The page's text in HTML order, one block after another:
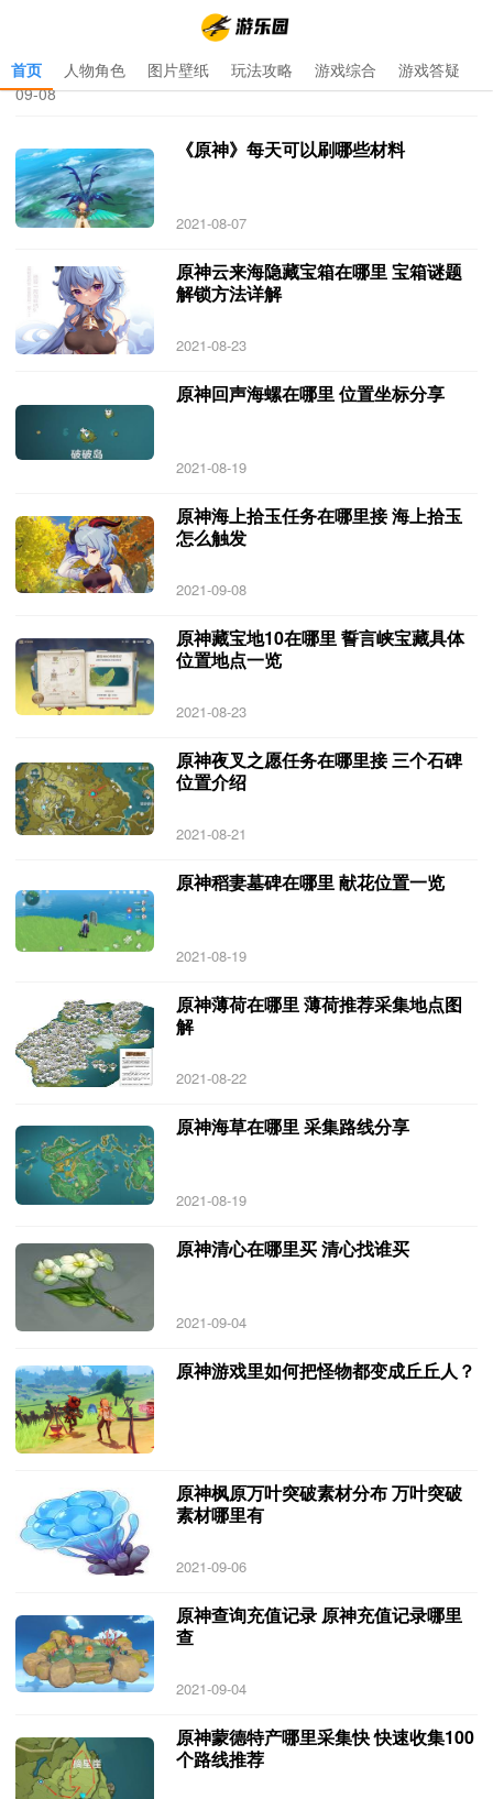
首页 人物角色 图片壁纸 玩法攻略 游戏综合 游戏答疑
首页 原神哪里可以下载>原神哪里可以下载 专题 更新于 2021-
09-08
《原神》每天可以刷哪些材料
2021-08-07
原神云来海隐藏宝箱在哪里 宝箱谜题
解锁方法详解
2021-08-23
原神回声海螺在哪里 位置坐标分享
2021-08-19
原神海上拾玉任务在哪里接 海上拾玉
怎么触发
2021-09-08
原神藏宝地10在哪里 誓言峡宝藏具体
位置地点一览
2021-08-23
原神夜叉之愿任务在哪里接 三个石碑
位置介绍
2021-08-21
原神稻妻墓碑在哪里 献花位置一览
2021-08-19
原神薄荷在哪里 薄荷推荐采集地点图
解
2021-08-22
原神海草在哪里 采集路线分享
2021-08-19
原神清心在哪里买 清心找谁买
2021-09-04
原神游戏里如何把怪物都变成丘丘人？
原神枫原万叶突破素材分布 万叶突破
素材哪里有
2021-09-06
原神查询充值记录 原神充值记录哪里
查
2021-09-04
原神蒙德特产哪里采集快 快速收集100
个路线推荐